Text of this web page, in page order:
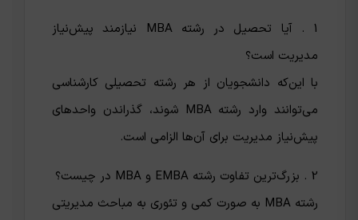
1 . آیا تحصیل در رشته MBA نیازمند پیش‌نیاز
مدیریت است؟
با این‌که دانشجویان از هر رشته تحصیلی کارشناسی
می‌توانند وارد رشته MBA شوند، گذراندن واحد‌های
پیش‌نیاز مدیریت برای آن‌ها الزامی است.
2 . بزرگ‌ترین تفاوت رشته EMBA و MBA در چیست؟
رشته MBA به صورت کمی و تئوری به مباحث مدیریتی